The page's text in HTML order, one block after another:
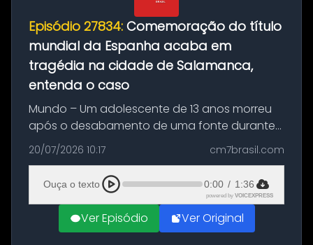
Episódio 27834: Comemoração do título
mundial da Espanha acaba em
tragédia na cidade de Salamanca,
entenda o caso
Mundo – Um adolescente de 13 anos morreu
após o desabamento de uma fonte durante
as comemorações pelo título da Copa do
Mundo conquistado pela Espanha, em
Ciudad Rodrigo, na província de Salamanca,
no...
20/07/2026 10:17 cm7brasil.com
Ouça o texto 0:00 / 1:36
powered by VOICEXPRESS
Ver Episódio Ver Original